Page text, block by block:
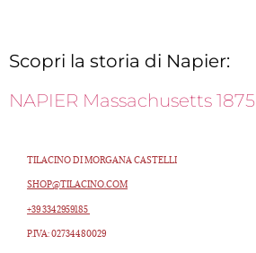
Scopri la storia di Napier:
NAPIER Massachusetts 1875
TILACINO DI MORGANA CASTELLI
SHOP@TILACINO.COM
+39 3342959185
P.IVA: 02734480029